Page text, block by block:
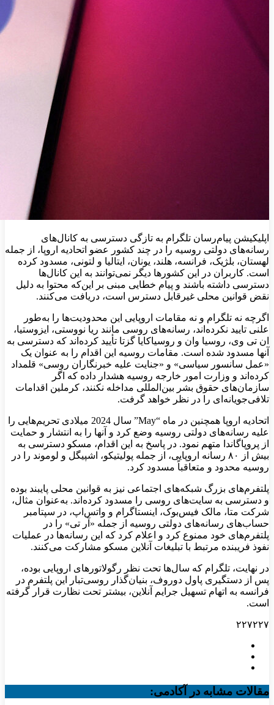
اپلیکیشن پیام‌رسان تلگرام به تازگی دسترسی به کانال‌های
رسانه‌های دولتی روسیه را در چند کشور عضو اتحادیه اروپا، از جمله
لهستان، بلژیک، فرانسه، هلند، یونان، ایتالیا و لتونی، مسدود کرده
است. کاربران در این کشورها دیگر نمی‌توانند به این کانال‌ها
دسترسی داشته باشند و پیام خطایی مبنی بر این‌که محتوا به دلیل
نقض قوانین محلی غیرقابل دسترس است، دریافت می‌کنند.
اگرچه نه تلگرام و نه مقامات اروپایی این محدودیت‌ها را به‌طور
علنی تایید نکرده‌اند، رسانه‌های روسی مانند ریا نووستی، ایزوستیا،
ان تی وی، روسیا وان و روسیاکایا گزتا تأیید کرده‌اند که دسترسی به
آنها مسدود شده است. مقامات روسیه این اقدام را به عنوان یک
«عمل سانسور سیاسی» و «جنایت علیه خبرنگاران روسی» قلمداد
کرده‌اند و وزارت امور خارجه روسیه هشدار داده که اگر
سازمان‌های حقوق بشر بین‌المللی مداخله نکنند، کرملین اقدامات
تلافی‌جویانه‌ای را در نظر خواهد گرفت.
اتحادیه اروپا همچنین در ماه “May” سال 2024 میلادی تحریم‌هایی را
علیه رسانه‌های دولتی روسیه وضع کرد و آنها را به انتشار و حمایت
از پروپاگاندا متهم نمود. در پاسخ به این اقدام، مسکو دسترسی به
بیش از ۸۰ رسانه اروپایی، از جمله پولیتیکو، اشپیگل و لوموند را در
روسیه محدود و متعاقباً مسدود کرد.
پلتفرم‌های بزرگ شبکه‌های اجتماعی نیز به قوانین محلی پایبند بوده
و دسترسی به سایت‌های روسی را مسدود کرده‌اند. به‌عنوان مثال،
شرکت متا، مالک فیس‌بوک، اینستاگرام و واتس‌اپ، در سپتامبر
حساب‌های رسانه‌های دولتی روسیه از جمله «آر تی» را در
پلتفرم‌های خود ممنوع کرد و اعلام کرد که این رسانه‌ها در عملیات
نفوذ فریبنده مرتبط با تبلیغات آنلاین مسکو مشارکت می‌کنند.
در نهایت، تلگرام که سال‌ها تحت نظر رگولاتورهای اروپایی بوده،
پس از دستگیری پاول دوروف، بنیان‌گذار روسی‌تبار این پلتفرم در
فرانسه به اتهام تسهیل جرایم آنلاین، بیشتر تحت نظارت قرار گرفته
است.
۲۲۷۲۲۷
مقالات مشابه در آکادمی: